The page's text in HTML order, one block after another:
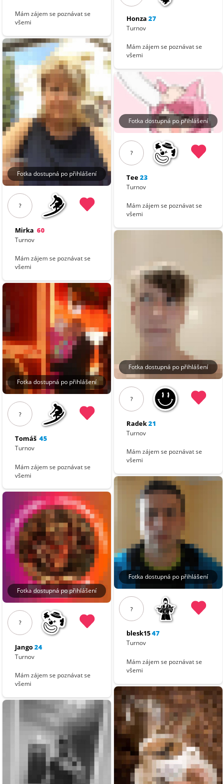
Mám zájem se poznávat se
všemi
Fotka dostupná po přihlášení
?
Mirka 60
Turnov
Mám zájem se poznávat se
všemi
Fotka dostupná po přihlášení
?
Tomáš 45
Turnov
Mám zájem se poznávat se
všemi
Fotka dostupná po přihlášení
?
Jango24
Turnov
Mám zájem se poznávat se
všemi
Honza 27
Turnov
Mám zájem se poznávat se
všemi
Fotka dostupná po přihlášení
?
Tee23
Turnov
Mám zájem se poznávat se
všemi
Fotka dostupná po přihlášení
?
Radek21
Turnov
Mám zájem se poznávat se
všemi
Fotka dostupná po přihlášení
?
blesk1547
Turnov
Mám zájem se poznávat se
všemi